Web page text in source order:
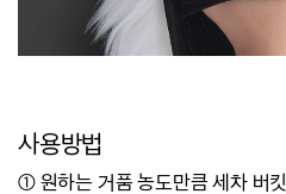
사용방법
① 원하는 거품 농도만큼 세차 버